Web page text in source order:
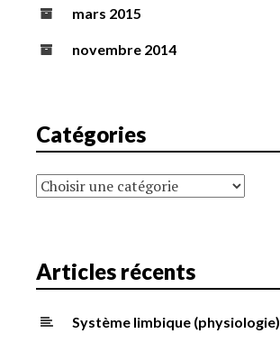
mars 2015
novembre 2014
Catégories
Catégories
Articles récents
Système limbique (physiologie)